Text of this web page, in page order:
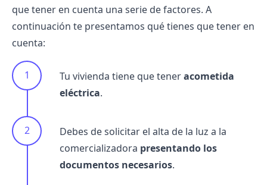
que tener en cuenta una serie de factores. A
continuación te presentamos qué tienes que tener en
cuenta:
Tu vivienda tiene que teneracometida
eléctrica.
Debes de solicitar el alta de la luz a la
comercializadora presentando los
documentos necesarios.